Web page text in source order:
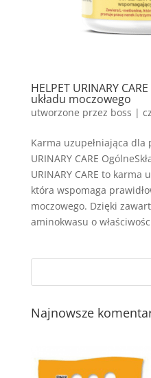
HELPET URINARY
układu moczowego
utworzone przez boss |
Karma uzupełniająca dla
URINARY CARE
URINARY CARE to karma
która wspomaga
moczowego. Dzięki
aminokwasu o
Najnowsze